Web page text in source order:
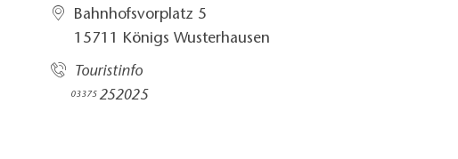
Bahnhofsvorplatz 5​
15711 Königs Wusterhausen
Touristinfo
03375252025​